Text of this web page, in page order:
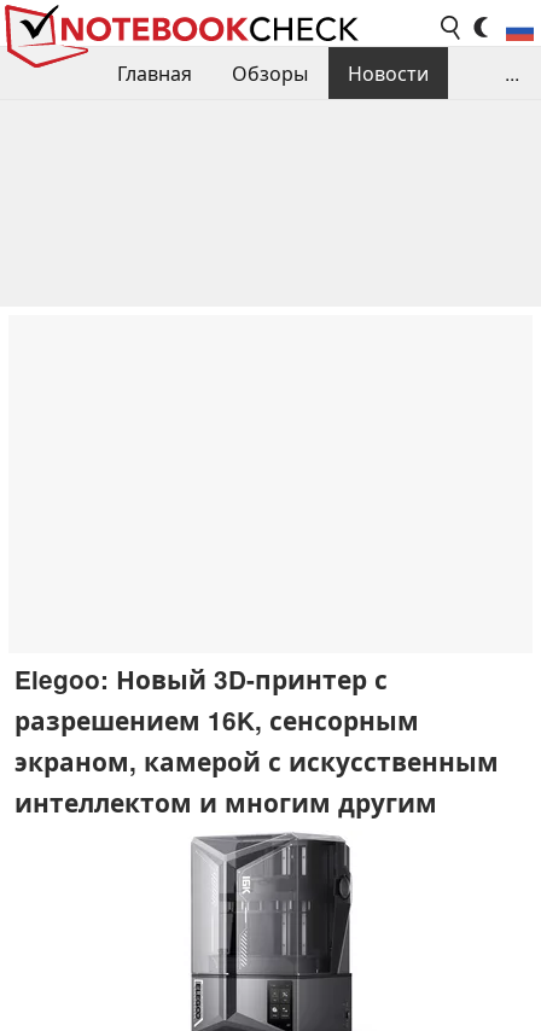
Главная Обзоры
Новости
...
Elegoo: Новый 3D-принтер с
разрешением 16K, сенсорным
экраном, камерой с искусственным
интеллектом и многим другим